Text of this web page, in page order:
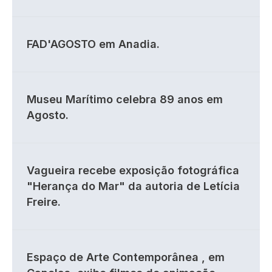
FAD'AGOSTO em Anadia.
Museu Marítimo celebra 89 anos em
Agosto.
Vagueira recebe exposição fotográfica
"Herança do Mar" da autoria de Letícia
Freire.
Espaço de Arte Contemporânea , em